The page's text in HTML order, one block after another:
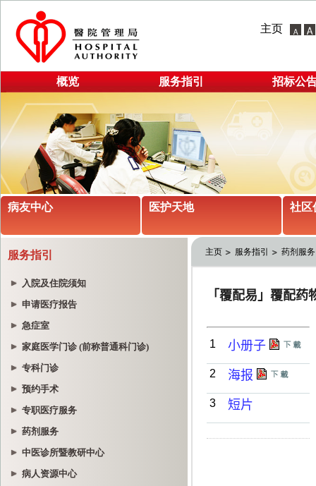
主页
概览 服务指引 招标公
病友中心 医护天地 社区
服务指引
入院及住院须知
申请医疗报告
急症室
家庭医学门诊 (前称普通科门诊)
专科门诊
预约手术
专职医疗服务
药剂服务
中医诊所暨教研中心
病人资源中心
主页 服务指引 药剂服务